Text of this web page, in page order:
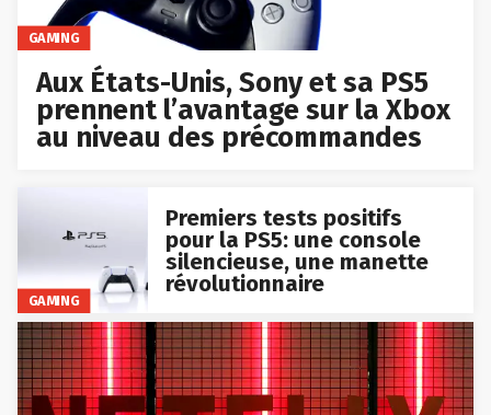
GAMING
Aux États-Unis, Sony et sa PS5
prennent l’avantage sur la Xbox
au niveau des précommandes
GAMING
Premiers tests positifs
pour la PS5: une console
silencieuse, une manette
révolutionnaire